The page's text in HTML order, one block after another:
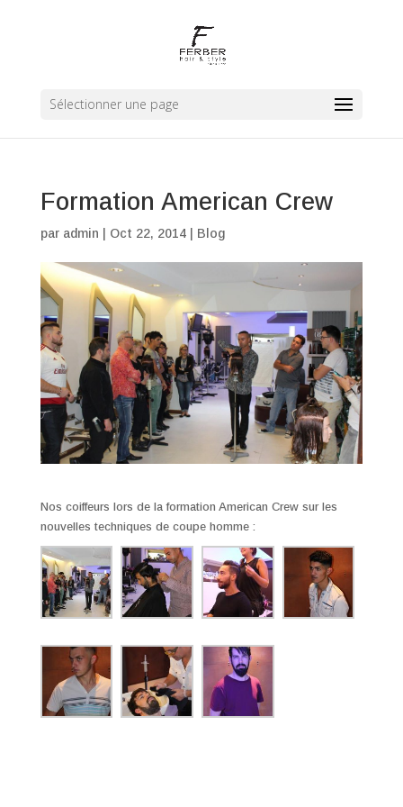
Sélectionner une page
Formation American Crew
par admin Oct 22, 2014| Blog
Nos coiffeurs lors de la formation American Crew sur les
nouvelles techniques de coupe homme: